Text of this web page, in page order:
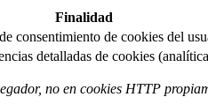
Finalidad
consentimiento de cookies del
detalladas de cookies
no en cookies HTTP